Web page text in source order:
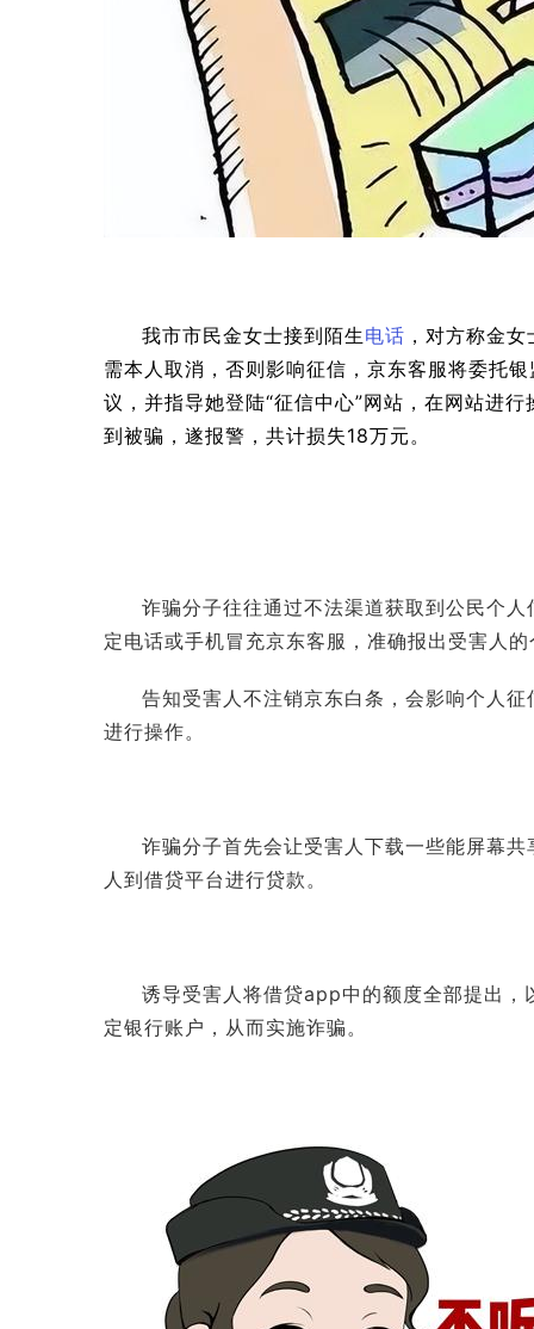
我市市民金女士接到陌生电话 ，对方称金
需本人取消，否则影响征信，京东客服将委托
议，并指导她登陆“征信中心”网站，在网站进
到被骗，遂报警，共计损失18万元。
诈骗分子往往通过不法渠道获取到公民个
定电话或手机冒充京东客服，准确报出受害人
告知受害人不注销京东白条，会影响个人
进行操作。
诈骗分子首先会让受害人下载一些能屏幕
人到借贷平台进行贷款。
诱导受害人将借贷app中的额度全部提出，
定银行账户，从而实施诈骗。